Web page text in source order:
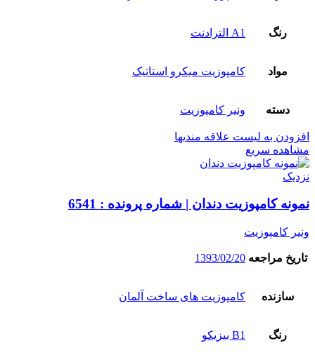
رنگ A1 الترادنت
مواد کامپوزیت میکرو استاتیک
دسته ونیر کامپوزیت
افزودن به لیست علاقه مندیها
مشاهده سریع
نزدیک
نمونه کامپوزیت دندان | شماره پرونده : 6541
ونیر کامپوزیت
تاریخ مراجعه 1393/02/20
سازنده کامپوزیت های ساخت آلمان
رنگ B1 بیزیکو